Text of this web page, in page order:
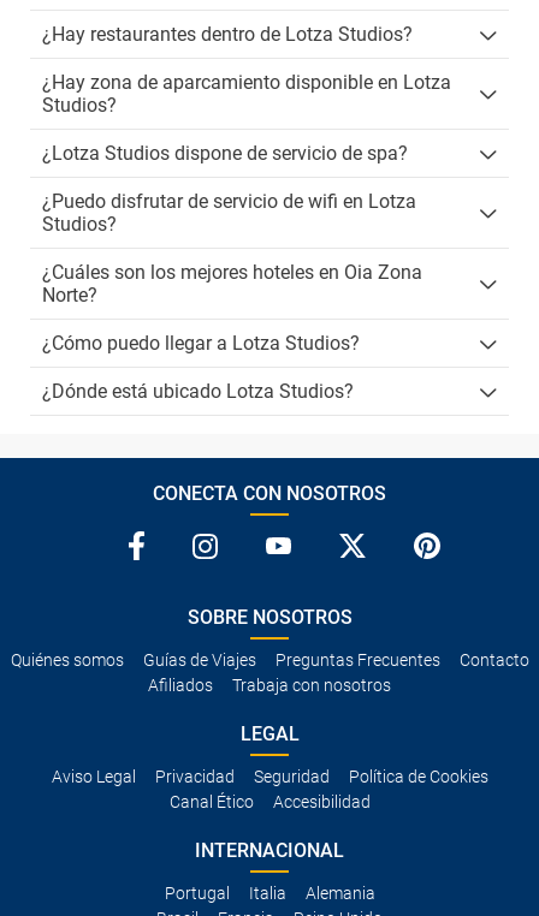
¿Hay restaurantes dentro de Lotza Studios?
¿Hay zona de aparcamiento disponible en Lotza
Studios?
¿Lotza Studios dispone de servicio de spa?
¿Puedo disfrutar de servicio de wifi en Lotza
Studios?
¿Cuáles son los mejores hoteles en Oia Zona
Norte?
¿Cómo puedo llegar a Lotza Studios?
¿Dónde está ubicado Lotza Studios?
CONECTA CON NOSOTROS
SOBRE NOSOTROS
Quiénes somos Guías de Viajes Preguntas Frecuentes
Contacto
Afiliados
Trabaja con nosotros
LEGAL
Aviso Legal Privacidad Seguridad
Política de Cookies
Canal Ético
Accesibilidad
INTERNACIONAL
Portugal Italia
Alemania